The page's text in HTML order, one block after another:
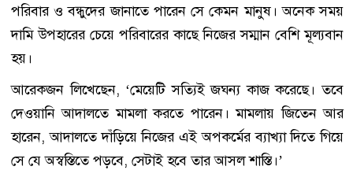
পরিবার ও বন্ধুদের জানাতে পারেন সে কেমন মানুষ। অনেক সময়
দামি উপহারের চেয়ে পরিবারের কাছে নিজের সম্মান বেশি মূল্যবান
হয়।
আরেকজন লিখেছেন, ‘মেয়েটি সত্যিই জঘন্য কাজ করেছে। তবে
দেওয়ানি আদালতে মামলা করতে পারেন। মামলায় জিতেন আর
হারেন, আদালতে দাঁড়িয়ে নিজের এই অপকর্মের ব্যাখ্যা দিতে গিয়ে
সে যে অস্বস্তিতে পড়বে, সেটাই হবে তার আসল শাস্তি।’